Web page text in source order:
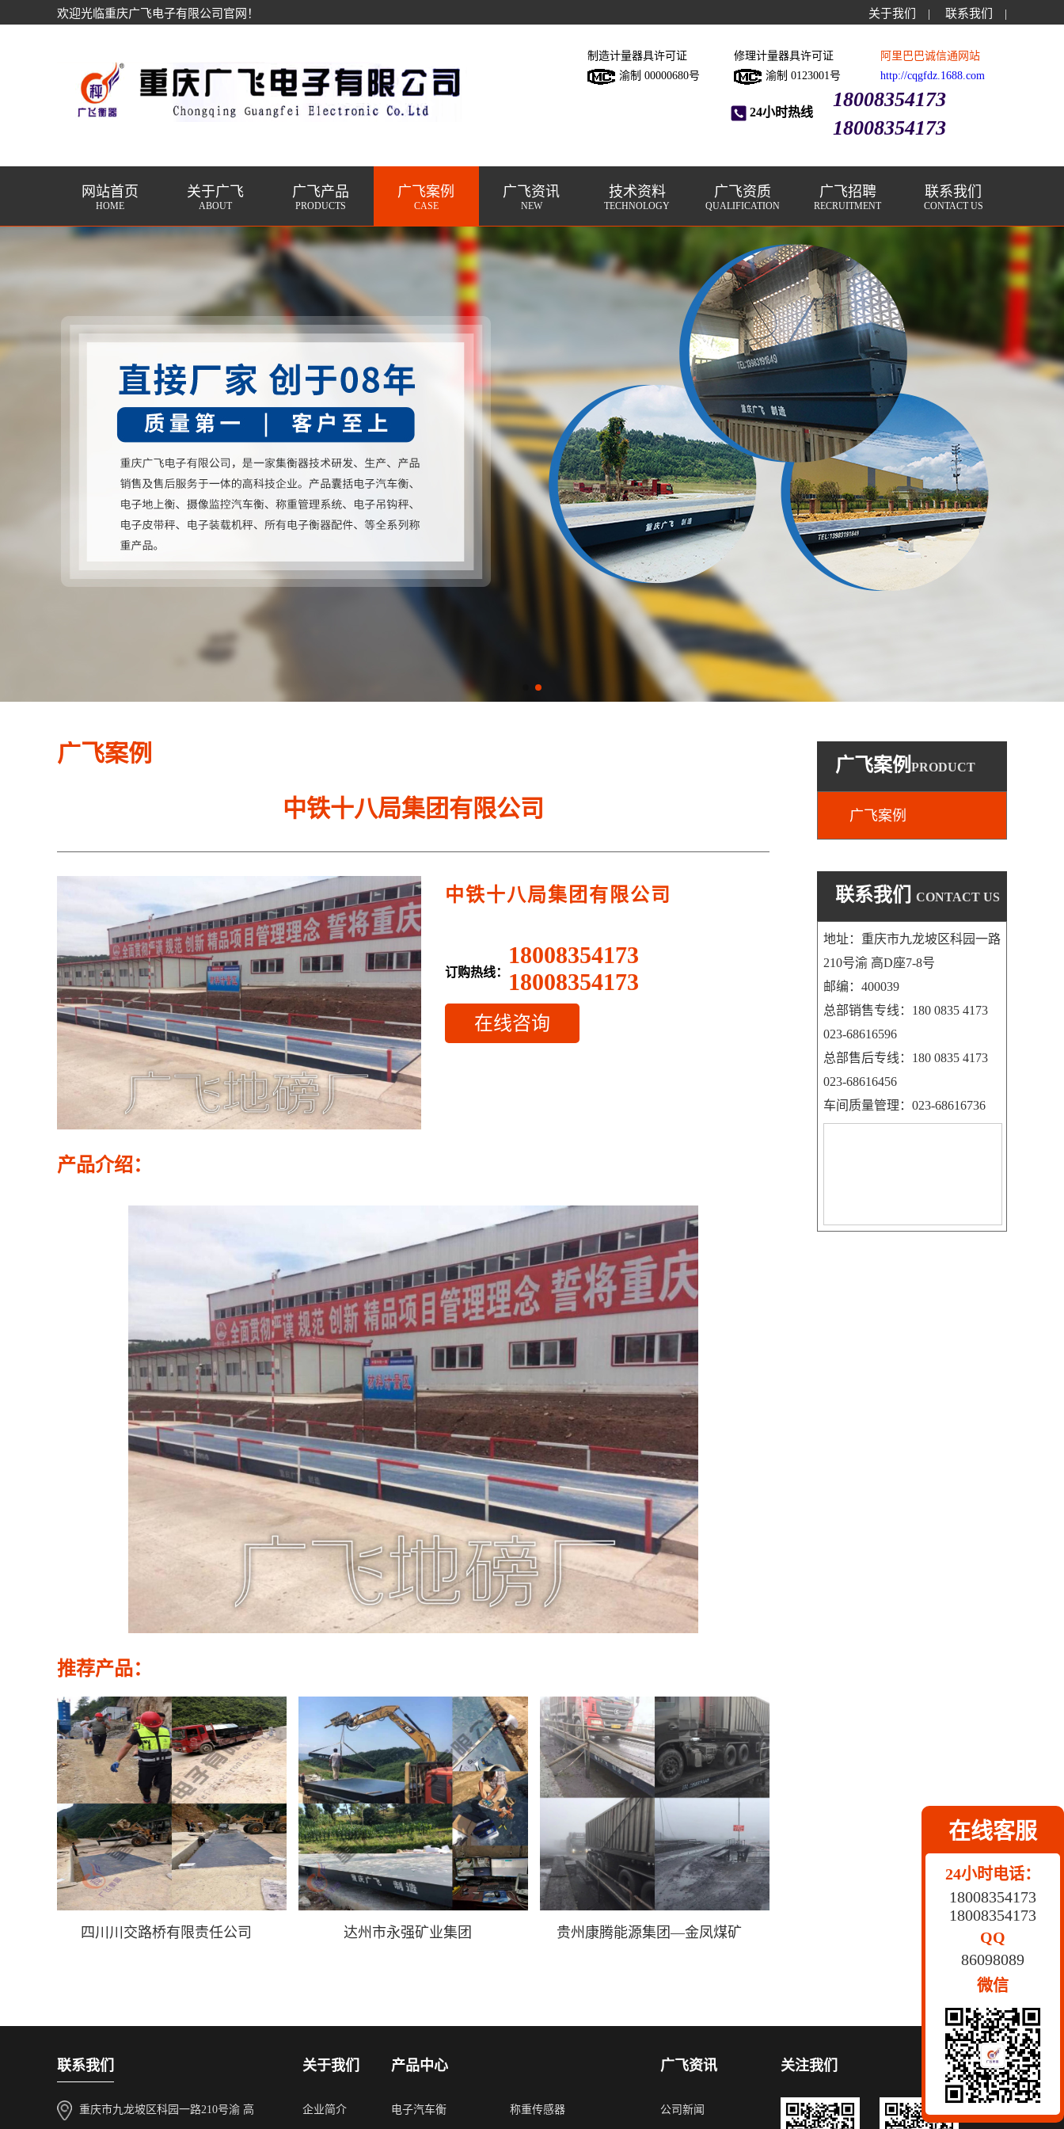
欢迎光临重庆广飞电子有限公司官网！ 关于我们 | 联系我们 |
制造计量器具许可证
渝制 00000680号
修理计量器具许可证
渝制 0123001号
阿里巴巴诚信通网站
http://cqgfdz.1688.com
24小时热线
18008354173
18008354173
网站首页
HOME
关于广飞
ABOUT
广飞产品
PRODUCTS
广飞案例
CASE
广飞资讯
NEW
技术资料
TECHNOLOGY
广飞资质
QUALIFICATION
广飞招聘
RECRUITMENT
联系我们
CONTACT US
在线客服
24小时电话：
18008354173
18008354173
QQ
86098089
微信
广飞案例
中铁十八局集团有限公司
中铁十八局集团有限公司
订购热线：
18008354173
18008354173
在线咨询
产品介绍：
推荐产品：
四川川交路桥有限责任公司 达州市永强矿业集团 贵州康腾能源集团—金凤煤矿
广飞案例 PRODUCT
广飞案例
联系我们 CONTACT US
地址：重庆市九龙坡区科园一路
210号渝 高D座7-8号
邮编：400039
总部销售专线：180 0835 4173
023-68616596
总部售后专线：180 0835 4173
023-68616456
车间质量管理：023-68616736
联系我们
重庆市九龙坡区科园一路210号渝 高
关于我们
企业简介
产品中心
电子汽车衡 称重传感器
广飞资讯
公司新闻
关注我们